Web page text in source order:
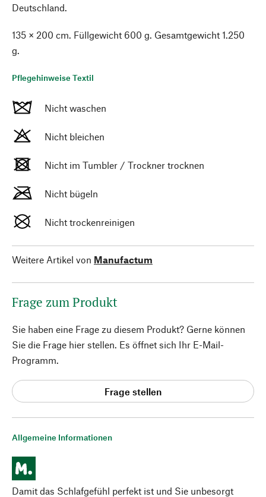
Allgemeine Informationen
Damit das Schlafgefühl perfekt ist und Sie unbesorgt
Deutschland.
135 × 200 cm. Füllgewicht 600 g. Gesamtgewicht 1.250
g.
Pflegehinweise Textil
Nicht waschen
Nicht bleichen
Nicht im Tumbler / Trockner trocknen
Nicht bügeln
Nicht trockenreinigen
Weitere Artikel von Manufactum
Frage zum Produkt
Sie haben eine Frage zu diesem Produkt? Gerne können
Sie die Frage hier stellen. Es öffnet sich Ihr E-Mail-
Programm.
Frage stellen